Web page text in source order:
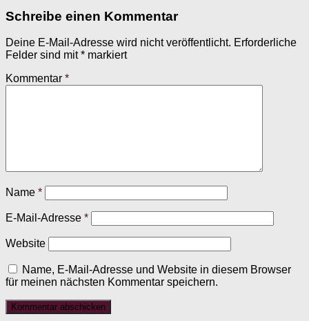
Schreibe einen Kommentar
Deine E-Mail-Adresse wird nicht veröffentlicht. Erforderliche
Felder sind mit* markiert
Kommentar *
Name *
E-Mail-Adresse *
Website
Name, E-Mail-Adresse und Website in diesem Browser
für meinen nächsten Kommentar speichern.